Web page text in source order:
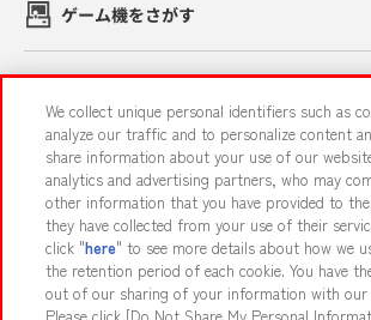
ゲーム機をさがす
イベント・キャンペーン
関連会社 サステナビリティ サイ
プライバシーポリシー ウェブアクセシビリテ
We collect unique personal identifiers such as
analyze our traffic and to personalize content
share information about your use of our
analytics and advertising partners, who may
other information that you have provided to
they have collected from your use of their
click "here" to see more details about how we
the retention period of each cookie. You have
out of our sharing of your information with our